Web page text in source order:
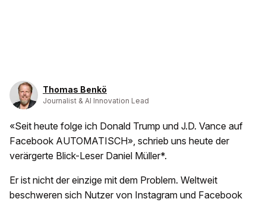
Thomas Benkö
Journalist & AI Innovation Lead
«Seit heute folge ich Donald Trump und J.D. Vance auf
Facebook AUTOMATISCH», schrieb uns heute der
verärgerte Blick-Leser Daniel Müller*.
Er ist nicht der einzige mit dem Problem. Weltweit
beschweren sich Nutzer von Instagram und Facebook